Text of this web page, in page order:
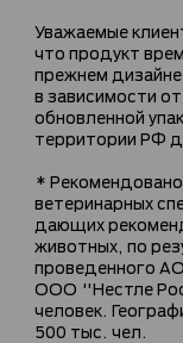
Уважаемые
что продукт
прежнем
в зависимости
обновленной
территории РФ
*
ветеринарных
дающих
животных, по
проведенного
ООО "Нестле
человек.
500 тыс. чел.